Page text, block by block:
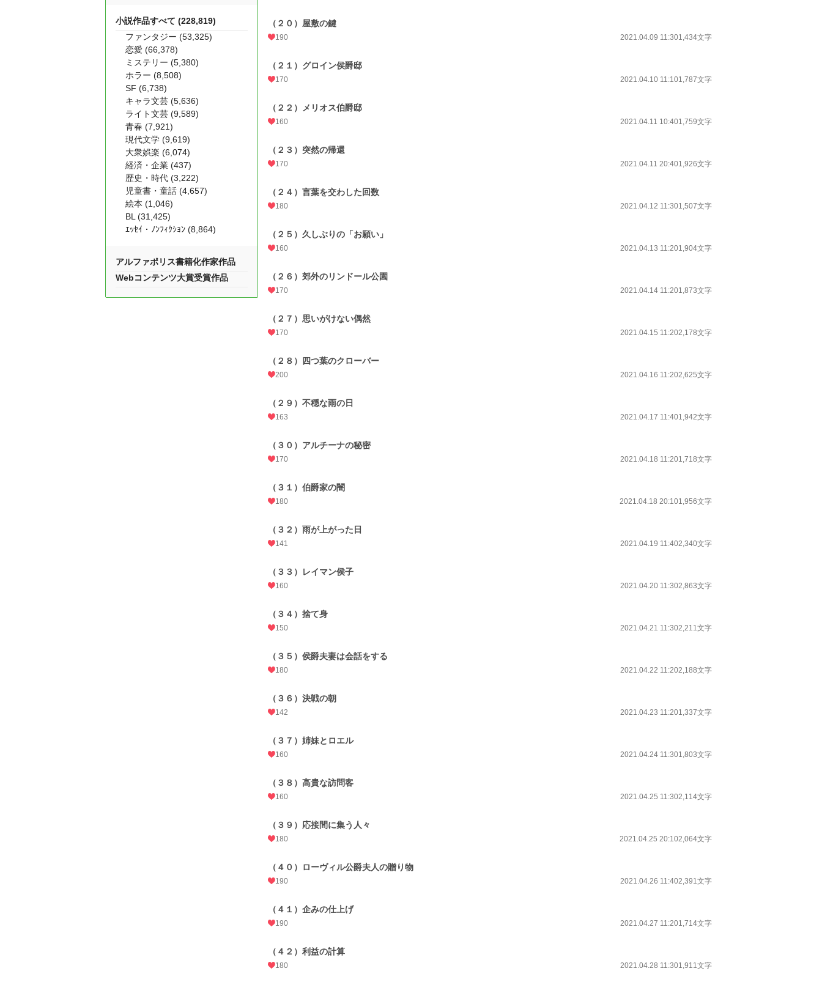
（２０）屋敷の鍵
190 2021.04.09 11:301,434文字
（２１）グロイン侯爵邸
170 2021.04.10 11:101,787文字
（２２）メリオス伯爵邸
160 2021.04.11 10:401,759文字
（２３）突然の帰還
170 2021.04.11 20:401,926文字
（２４）言葉を交わした回数
180 2021.04.12 11:301,507文字
（２５）久しぶりの「お願い」
160 2021.04.13 11:201,904文字
（２６）郊外のリンドール公園
170 2021.04.14 11:201,873文字
（２７）思いがけない偶然
170 2021.04.15 11:202,178文字
（２８）四つ葉のクローバー
200 2021.04.16 11:202,625文字
（２９）不穏な雨の日
163 2021.04.17 11:401,942文字
（３０）アルチーナの秘密
170 2021.04.18 11:201,718文字
（３１）伯爵家の闇
180 2021.04.18 20:101,956文字
（３２）雨が上がった日
141 2021.04.19 11:402,340文字
（３３）レイマン侯子
160 2021.04.20 11:302,863文字
（３４）捨て身
150 2021.04.21 11:302,211文字
（３５）侯爵夫妻は会話をする
180 2021.04.22 11:202,188文字
（３６）決戦の朝
142 2021.04.23 11:201,337文字
（３７）姉妹とロエル
160 2021.04.24 11:301,803文字
（３８）高貴な訪問客
160 2021.04.25 11:302,114文字
（３９）応接間に集う人々
180 2021.04.25 20:102,064文字
（４０）ローヴィル公爵夫人の贈り物
190 2021.04.26 11:402,391文字
（４１）企みの仕上げ
190 2021.04.27 11:201,714文字
（４２）利益の計算
180 2021.04.28 11:301,911文字
小説作品すべて (228,819)
ファンタジー (53,325)
恋愛 (66,378)
ミステリー (5,380)
ホラー (8,508)
SF (6,738)
キャラ文芸 (5,636)
ライト文芸 (9,589)
青春 (7,921)
現代文学 (9,619)
大衆娯楽 (6,074)
経済・企業 (437)
歴史・時代 (3,222)
児童書・童話 (4,657)
絵本 (1,046)
BL (31,425)
ｴｯｾｲ・ﾉﾝﾌｨｸｼｮﾝ (8,864)
アルファポリス書籍化作家作品
Webコンテンツ大賞受賞作品